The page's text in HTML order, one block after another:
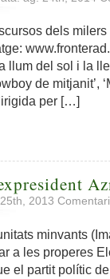
dels
llum del sol i la
de mitjanit’,
per […]
2013
minvants
a les properes
el partit polític